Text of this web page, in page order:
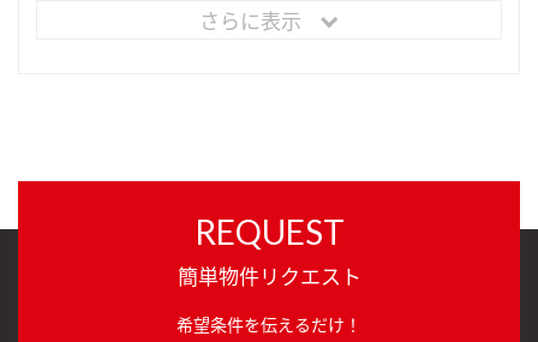
さらに表示
REQUEST
簡単物件リクエスト
希望条件を伝えるだけ！